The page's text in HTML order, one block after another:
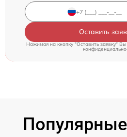
Оставить
Нажимая на кнопку "Оставить заявку" Вы